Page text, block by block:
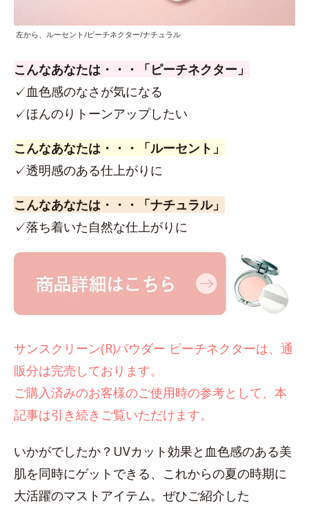
左から、ルーセント/ピーチネクター/ナチュラル
こんなあなたは・・・「ピーチネクター」
✓血色感のなさが気になる
✓ほんのりトーンアップしたい
こんなあなたは・・・「ルーセント」
✓透明感のある仕上がりに
こんなあなたは・・・「ナチュラル」
✓落ち着いた自然な仕上がりに
サンスクリーン(R)パウダー ピーチネクターは、通
販分は完売しております。
ご購入済みのお客様のご使用時の参考として、本
記事は引き続きご覧いただけます。
いかがでしたか？UVカット効果と血色感のある美
肌を同時にゲットできる、これからの夏の時期に
大活躍のマストアイテム。ぜひご紹介した